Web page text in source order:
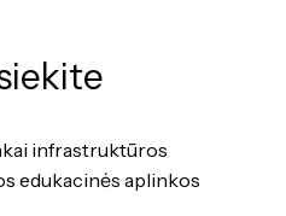
infrastruktūros
edukacinės aplinkos